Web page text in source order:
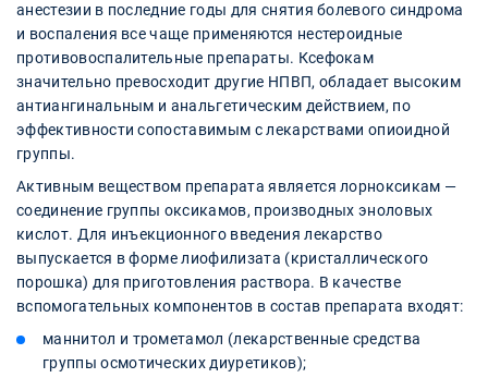
анестезии в последние годы для снятия болевого синдрома
и воспаления все чаще применяются нестероидные
противовоспалительные препараты. Ксефокам
значительно превосходит другие НПВП, обладает высоким
антиангинальным и анальгетическим действием, по
эффективности сопоставимым с лекарствами опиоидной
группы.
Активным веществом препарата является лорноксикам —
соединение группы оксикамов, производных эноловых
кислот. Для инъекционного введения лекарство
выпускается в форме лиофилизата (кристаллического
порошка) для приготовления раствора. В качестве
вспомогательных компонентов в состав препарата входят:
маннитол и трометамол (лекарственные средства
группы осмотических диуретиков);